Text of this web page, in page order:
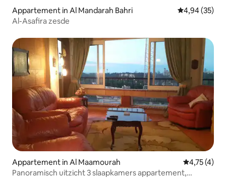
Appartement in Al Mandarah Bahri Gemiddelde
4,94 (35)
Al-Asafira zesde
Appartement in Al Maamourah
4,75 (4)
Panoramisch uitzicht 3 slaapkamers appartement,